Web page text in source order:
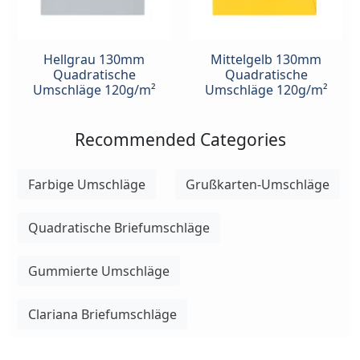
Hellgrau 130mm
Quadratische
Umschläge 120g/m²
Mittelgelb 130mm
Quadratische
Umschläge 120g/m²
Recommended Categories
Farbige Umschläge Grußkarten-Umschläge
Quadratische Briefumschläge
Gummierte Umschläge
Clariana Briefumschläge